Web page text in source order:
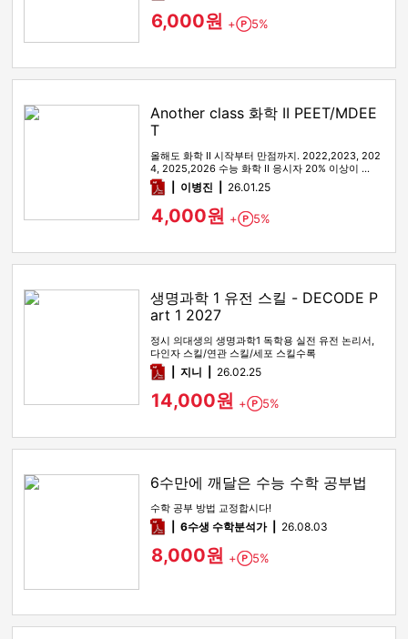
6,000원 + Point
5%
Another class 화학 II PEET/MDEE
T
올해도 화학 II 시작부터 만점까지. 2022,2023, 202
4, 2025,2026 수능 화학 II 응시자 20% 이상이 …
pdf이병진 26.01.25
4,000원 + Point
5%
생명과학 1 유전 스킬 - DECODE P
art 1 2027
정시 의대생의 생명과학1 독학용 실전 유전 논리서,
다인자 스킬/연관 스킬/세포 스킬수록
pdf지니 26.02.25
14,000원 + Point
5%
6수만에 깨달은 수능 수학 공부법
수학 공부 방법 교정합시다!
pdf6수생 수학분석가 26.08.03
8,000원 + Point
5%